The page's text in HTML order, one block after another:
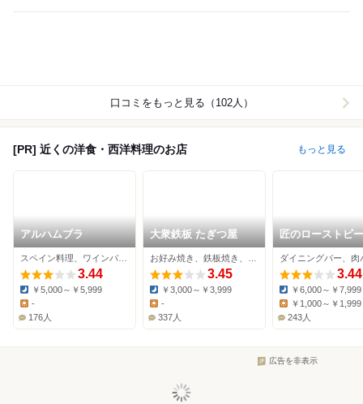
口コミをもっと見る（102人）
[PR] 近くの洋食・西洋料理のお店 もっと見る
アルハムブラ
3.44
Dinner:
￥5,000～￥5,999
-
176人
大衆鉄板 たぎつ屋
3.45
Dinner:
￥3,000～￥3,999
-
337人
匠のローストビ
キッチン フォー
暮里店
3.44
Dinner:
￥6,000～￥7,999
￥1,000～￥1,999
243人
広告を非表示